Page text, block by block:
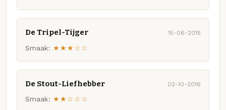
De Tripel-Tijger 15-06-2015
Smaak: ★★★☆☆
De Stout-Liefhebber 02-10-2016
Smaak: ★★☆☆☆